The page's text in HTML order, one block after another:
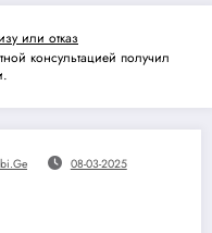
или отказ
консультацией получил
08-03-2025